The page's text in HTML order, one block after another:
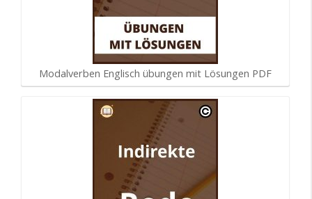
Modalverben Englisch übungen mit Lösungen PDF